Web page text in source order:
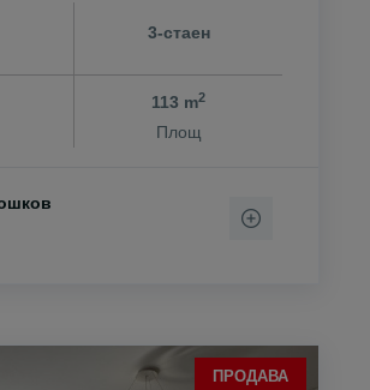
3-стаен
113 m2
Площ
ПРОДАВА